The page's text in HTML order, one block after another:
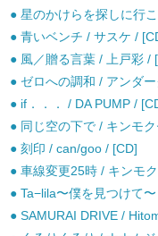
● 星のかけらを探しに行
● 青いベンチ / サスケ /
● 風／贈る言葉 / 上戸彩 /
● ゼロへの調和 / アンダ
● if．．． / DA PUMP /
● 同じ空の下で / キンモ
● 刻印 / can/goo / [CD]
● 車線変更25時 / キンモ
● Ta−lila〜僕を見つけて
● SAMURAI DRIVE /